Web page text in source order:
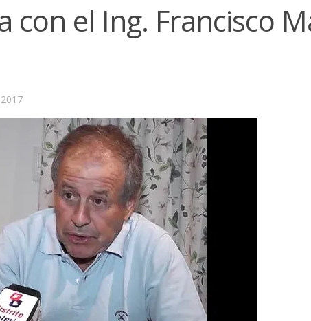
con el Ing. Francisco